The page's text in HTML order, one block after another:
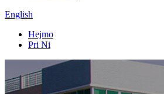
English
Hejmo
Pri Ni